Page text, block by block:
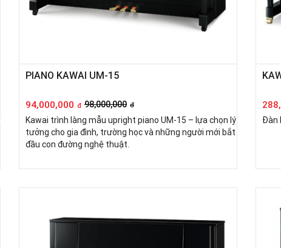
PIANO KAWAI UM-15
94,000,000 đ 98,000,000 đ
Kawai trình làng mẫu upright piano UM-15 – lựa chọn lý
tưởng cho gia đình, trường học và những người mới bắt
đầu con đường nghệ thuật.
Đàn